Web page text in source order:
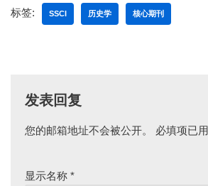
标签: SSCI 历史学 核心期刊
发表回复
您的邮箱地址不会被公开。 必填项已用
显示名称 *